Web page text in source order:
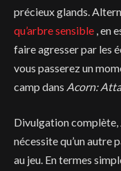
précieux glands.
qu’arbre sensible , en
faire agresser par les
vous passerez un
camp dans Acorn:
Divulgation complète,
nécessite qu’un autre
au jeu. En termes